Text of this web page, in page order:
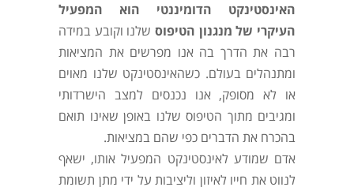
האינסטינקט הדומיננטי הוא המפעיל
העיקרי של מנגנון הטיפוס שלנו וקובע במידה
רבה את הדרך בה אנו מפרשים את המציאות
ומתנהלים בעולם. כשהאינסטינקט שלנו מאוים
או לא מסופק, אנו נכנסים למצב הישרדותי
ומגיבים מתוך הטיפוס שלנו באופן שאינו תואם
בהכרח את הדברים כפי שהם במציאות.
אדם שמודע לאינסטינקט המפעיל אותו, ישאף
לנווט את חייו לאיזון וליציבות על ידי מתן תשומת